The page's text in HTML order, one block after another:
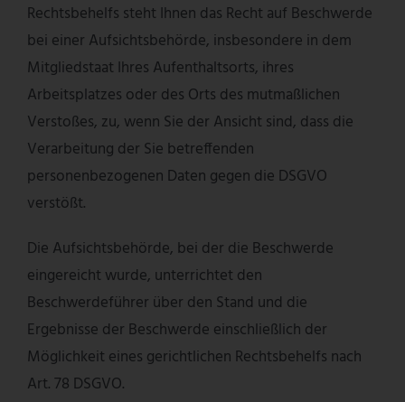
Rechtsbehelfs steht Ihnen das Recht auf Beschwerde
bei einer Aufsichtsbehörde, insbesondere in dem
Mitgliedstaat Ihres Aufenthaltsorts, ihres
Arbeitsplatzes oder des Orts des mutmaßlichen
Verstoßes, zu, wenn Sie der Ansicht sind, dass die
Verarbeitung der Sie betreffenden
personenbezogenen Daten gegen die DSGVO
verstößt.
Die Aufsichtsbehörde, bei der die Beschwerde
eingereicht wurde, unterrichtet den
Beschwerdeführer über den Stand und die
Ergebnisse der Beschwerde einschließlich der
Möglichkeit eines gerichtlichen Rechtsbehelfs nach
Art. 78 DSGVO.